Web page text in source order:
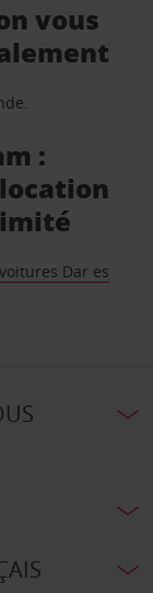
vous
:
Dar es